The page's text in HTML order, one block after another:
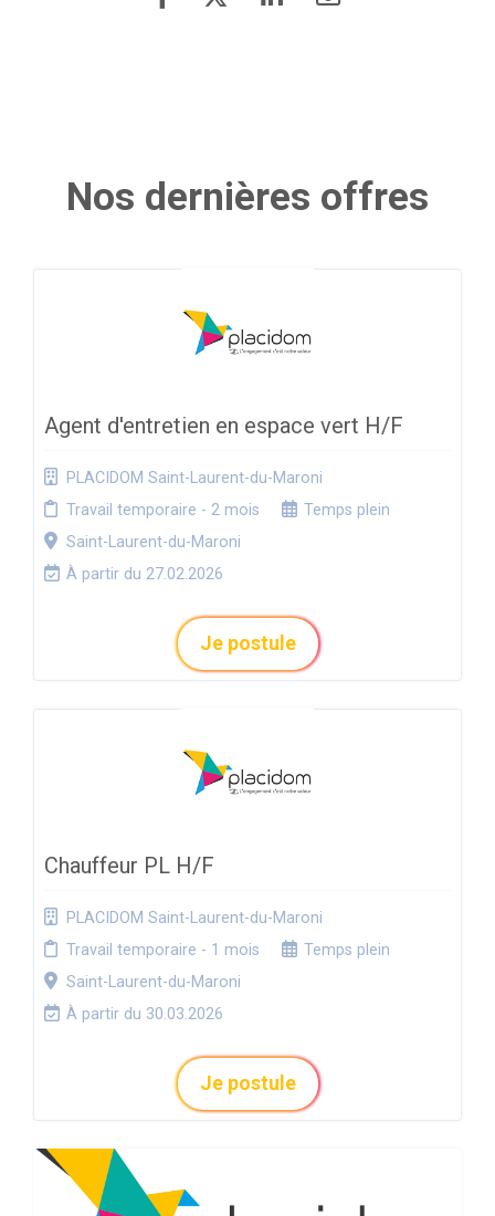
Nos dernières offres
Agent d'entretien en espace vert H/F
PLACIDOM Saint-Laurent-du-Maroni
Travail temporaire - 2 mois
Temps plein
Saint-Laurent-du-Maroni
À partir du 27.02.2026
Je postule
Chauffeur PL H/F
PLACIDOM Saint-Laurent-du-Maroni
Travail temporaire - 1 mois
Temps plein
Saint-Laurent-du-Maroni
À partir du 30.03.2026
Je postule